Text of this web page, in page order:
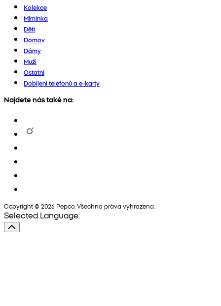
Kolekce
Miminka
Děti
Domov
Dámy
Muži
Ostatní
Dobíjení telefonů a e-karty
Najdete nás také na:
Copyright © 2026 Pepco. Všechna práva vyhrazena.
Selected Language: